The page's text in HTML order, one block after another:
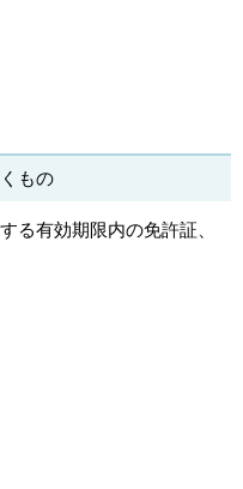
もの
る有効期限内の免許証、